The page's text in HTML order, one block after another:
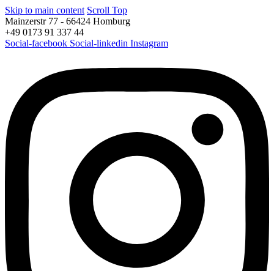
Skip to main content Scroll Top
Mainzerstr 77 - 66424 Homburg
+49 0173 91 337 44
Social-facebook Social-linkedin Instagram